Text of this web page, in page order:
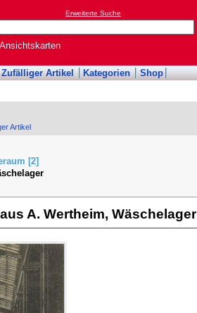
Erweiterte Suche
Zufälliger Artikel Kategorien Shop
Artikel
[2]
A. Wertheim, Wäschelager